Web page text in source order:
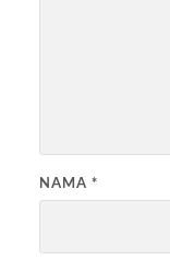
NAMA *